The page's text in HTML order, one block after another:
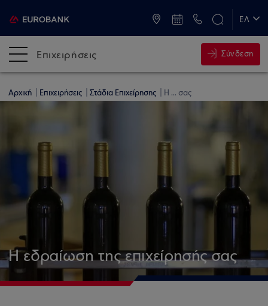
ΕΛ
Επιχειρήσεις Σύνδεση
Αρχική Επιχειρήσεις Στάδια Επιχείρησης Η ... σας
Η εδραίωση της επιχείρησής σας